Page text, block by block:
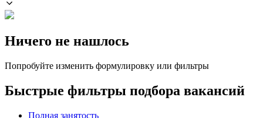
Ничего не нашлось
Попробуйте изменить формулировку или фильтры
Быстрые фильтры подбора вакансий
Полная занятость